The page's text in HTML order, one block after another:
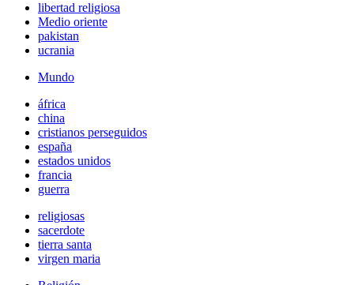
libertad religiosa
Medio oriente
pakistan
ucrania
Mundo
áfrica
china
cristianos perseguidos
españa
estados unidos
francia
guerra
religiosas
sacerdote
tierra santa
virgen maria